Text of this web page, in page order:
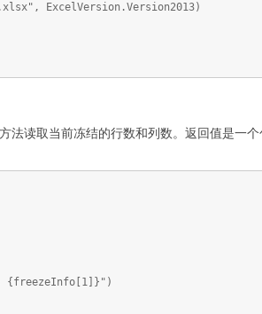
ExcelVersion.Version2013)
法读取当前冻结的行数和列数。返回值是一
{freezeInfo[1]}")